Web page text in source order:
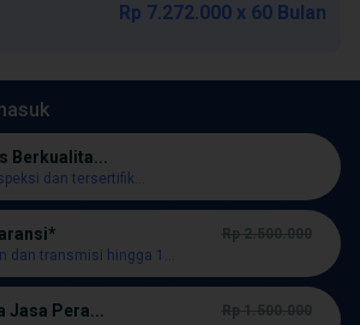
Rp 7.272.000 x 60 Bulan
Berkualita...
dan tersertifik...
Rp 2.500.000
dan transmisi hingga 1...
Jasa Pera...
Rp 1.500.000